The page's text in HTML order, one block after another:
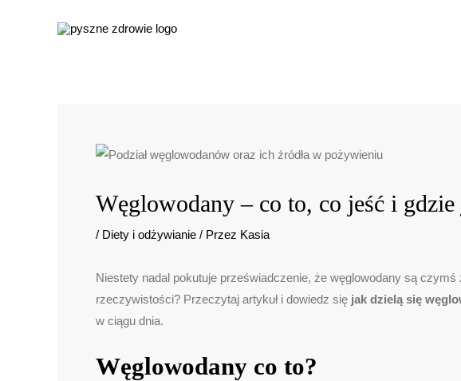
Węglowodany – co to, co jeść i gdzie
/ Diety i odżywianie / Przez Kasia
Niestety nadal pokutuje przeświadczenie, że węglowodany są
rzeczywistości? Przeczytaj artykuł i dowiedz się jak dzielą się
w ciągu dnia.
Węglowodany co to?